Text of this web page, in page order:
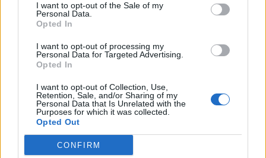
I want to opt-out of the Sale of my
Personal Data.
Opted In
I want to opt-out of processing my
Personal Data for Targeted Advertising.
Opted In
I want to opt-out of Collection, Use,
Retention, Sale, and/or Sharing of my
Personal Data that Is Unrelated with the
Purposes for which it was collected.
Opted Out
CONFIRM